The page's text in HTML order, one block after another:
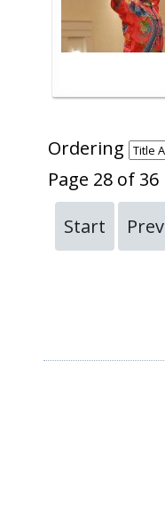
Ordering
Page 28 of 36
Start
Prev